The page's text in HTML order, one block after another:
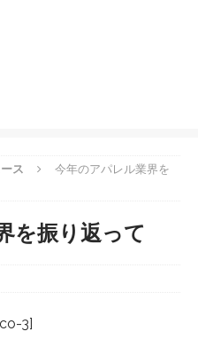
ス
今年のアパレル業界を
を振り返って
3]